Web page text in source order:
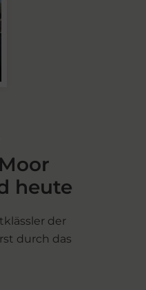
heute
der
durch das